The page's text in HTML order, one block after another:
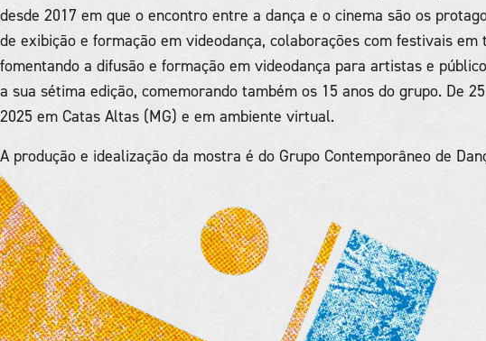
desde 2017 em que o encontro entre a dança e o cinema são os
de exibição e formação em videodança, colaborações com festivais em
fomentando a difusão e formação em videodança para artistas e
a sua sétima edição, comemorando também os 15 anos do grupo. De
2025 em Catas Altas (MG) e em ambiente virtual.
A produção e idealização da mostra é do Grupo Contemporâneo de